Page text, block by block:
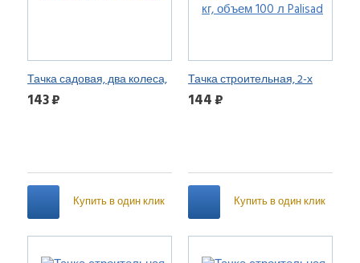
Тачка садовая, два колеса,
грузоподъемность 170 кг,
143 ₽
Купить в один клик
Тачка строительная, 2-х
колесная, усиленная,
144 ₽
Купить в один клик